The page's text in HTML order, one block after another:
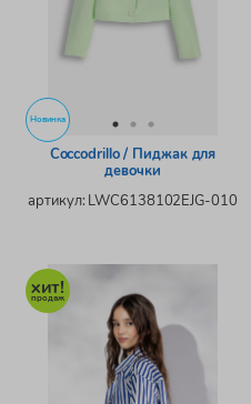
Новинка
Coccodrillo / Пиджак для
девочки
артикул: LWC6138102EJG-010